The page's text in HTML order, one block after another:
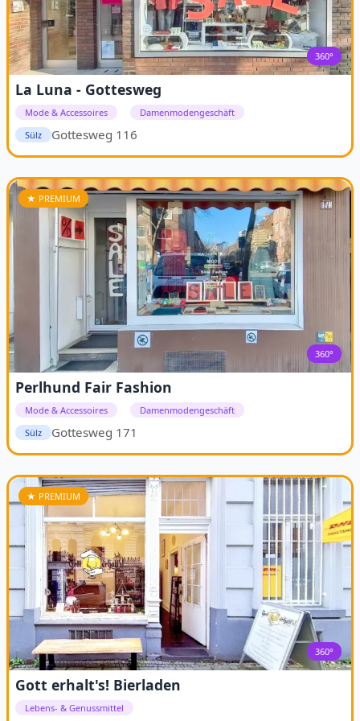
360°
La Luna - Gottesweg
Mode & Accessoires
Damenmodengeschäft
Sülz
Gottesweg 116
★ PREMIUM
360°
Perlhund Fair Fashion
Mode & Accessoires
Damenmodengeschäft
Sülz
Gottesweg 171
★ PREMIUM
360°
Gott erhalt's! Bierladen
Lebens- & Genussmittel